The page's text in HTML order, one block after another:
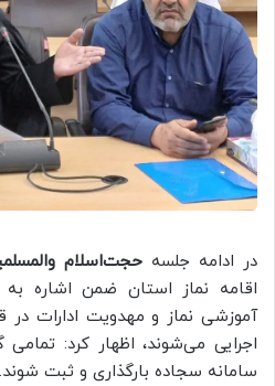
در ادامه جلسهحجت‌اسلام
اقامه نماز استان ضمن اشاره به
اجرایی می‌شوند، اظهار کرد: تمامی
سامانه سجاده بارگذاری و ثبت شوند.